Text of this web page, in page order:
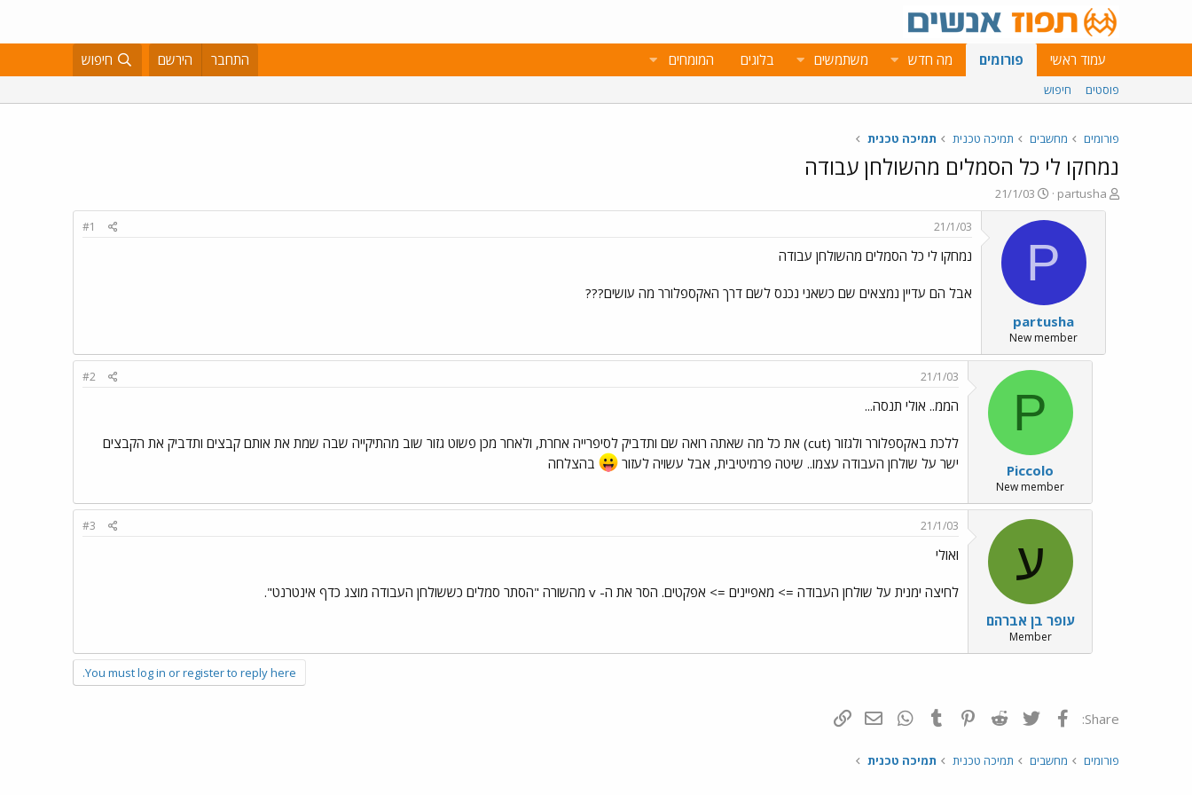
עמוד ראשי פורומים מה חדש משתמשים בלוגים המומחים התחבר הירשם חיפוש
פוסטים חיפוש
פורומים מחשבים תמיכה טכנית תמיכה טכנית
נמחקו לי כל הסמלים מהשולחן עבודה
פ
ו
partusha
פ
ו
ר
ב
א
ר
י
ך
21/1/03
P
partusha
New member
21/1/03
#1
נמחקו לי כל הסמלים מהשולחן עבודה
אבל הם עדיין נמצאים שם כשאני נכנס לשם דרך האקספלורר מה עושים???
P
Piccolo
New member
21/1/03
#2
הממ.. אולי תנסה...
ללכת באקספלורר ולגזור (cut) את כל מה שאתה רואה שם ותדביק לסיפרייה אחרת, ולאחר מכן פשוט גזור שוב מהתיקייה שבה שמת את אותם קבצים ותדביק את הקבצים
ישר על שולחן העבודה עצמו.. שיטה פרמיטיבית, אבל עשויה לעזור
בהצלחה
ע
עופר בן אברהם
Member
21/1/03
#3
ואולי
לחיצה ימנית על שולחן העבודה => מאפיינים => אפקטים. הסר את ה- v מהשורה "הסתר סמלים כששולחן העבודה מוצג כדף אינטרנט".
You must log in or register to reply here.
Share: פייסבוק Twitter
Reddit
Pinterest
Tumblr
WhatsAppדואר אלקטרוני
פורומים מחשבים תמיכה טכנית תמיכה טכנית